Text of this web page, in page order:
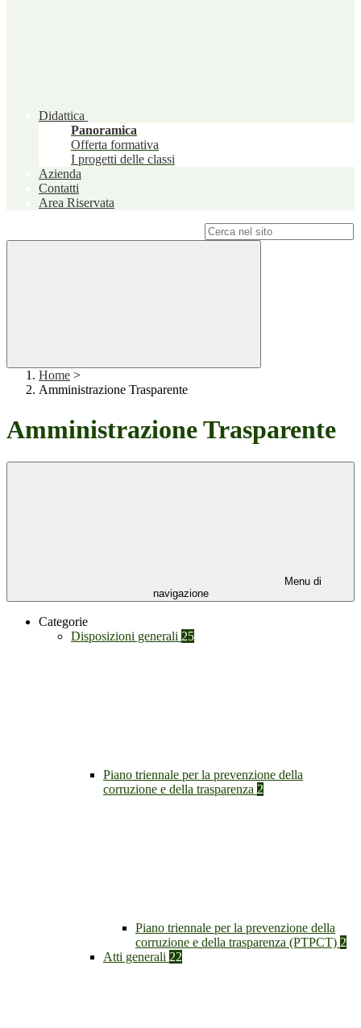
Didattica
Panoramica
Offerta formativa
I progetti delle classi
Azienda
Contatti
Area Riservata
Home >
Amministrazione Trasparente
Amministrazione Trasparente
Menu di
navigazione
Categorie
Disposizioni generali 25
Piano triennale per la prevenzione della
corruzione e della trasparenza 2
Piano triennale per la prevenzione della
corruzione e della trasparenza (PTPCT) 2
Atti generali 22